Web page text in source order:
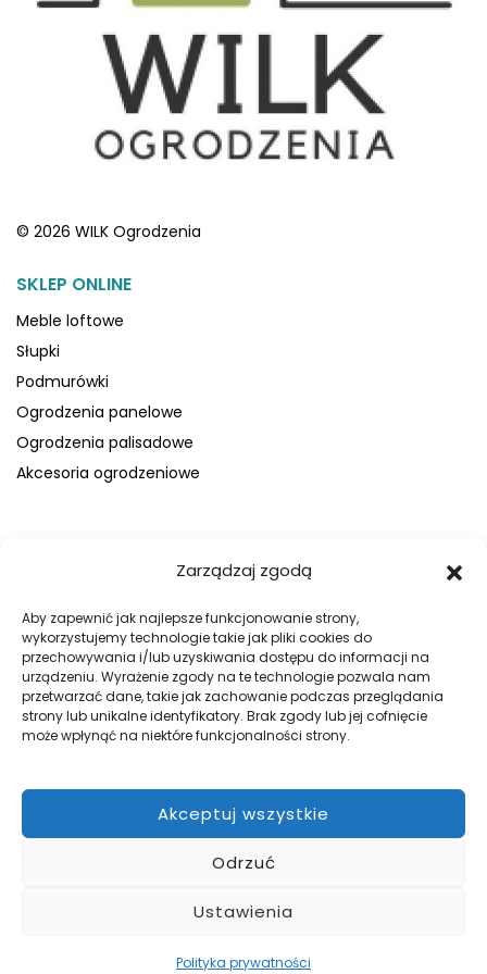
Zarządzaj zgodą
Aby zapewnić jak najlepsze funkcjonowanie strony,
wykorzystujemy technologie takie jak pliki cookies do
przechowywania i/lub uzyskiwania dostępu do informacji na
urządzeniu. Wyrażenie zgody na te technologie pozwala nam
przetwarzać dane, takie jak zachowanie podczas przeglądania
strony lub unikalne identyfikatory. Brak zgody lub jej cofnięcie
może wpłynąć na niektóre funkcjonalności strony.
Akceptuj wszystkie
Odrzuć
Ustawienia
Polityka prywatności
© 2026 WILK Ogrodzenia
SKLEP ONLINE
Meble loftowe
Słupki
Podmurówki
Ogrodzenia panelowe
Ogrodzenia palisadowe
Akcesoria ogrodzeniowe
Blog
Kontakt
Galeria
Regulamin
Polityka prywatności
DOBRE OGRODZENIA
Zabezpiecz swój teren z firmą WILK Ogrodzenia Paulina Wilk.
Pomożemy przy projekcie, a później go zrealizujemy.